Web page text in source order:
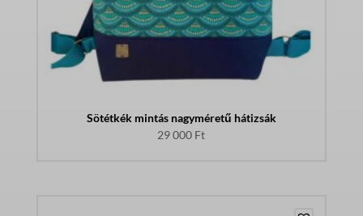
Sötétkék mintás nagyméretű hátizsák
29 000 Ft